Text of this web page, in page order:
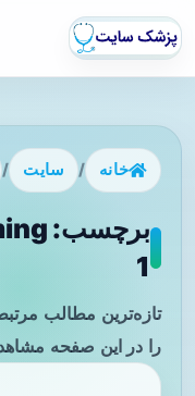
خانه / سایت /
1
را در این صفحه